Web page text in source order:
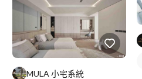
MULA 小宅系統